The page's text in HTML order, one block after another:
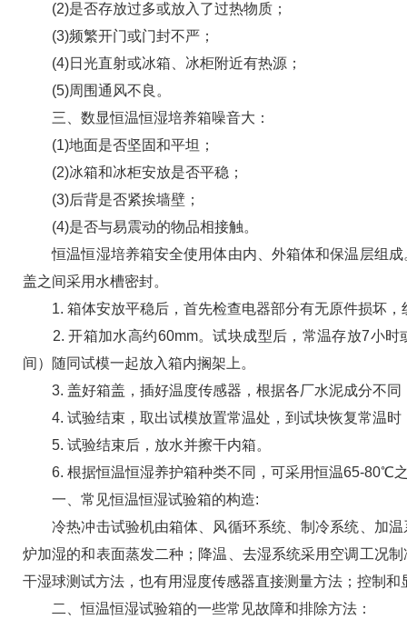
(2)是否存放过多或放入了过热物质；
(3)频繁开门或门封不严；
(4)日光直射或冰箱、冰柜附近有热源；
(5)周围通风不良。
三、数显恒温恒湿培养箱噪音大：
(1)地面是否坚固和平坦；
(2)冰箱和冰柜安放是否平稳；
(3)后背是否紧挨墙壁；
(4)是否与易震动的物品相接触。
恒温恒湿培养箱安全使用体由内、外箱体和保温层组成
盖之间采用水槽密封。
1. 箱体安放平稳后，首先检查电器部分有无原件损坏，
2. 开箱加水高约60mm。试块成型后，常温存放7小时
间）随同试模一起放入箱内搁架上。
3. 盖好箱盖，插好温度传感器，根据各厂水泥成分不同
4. 试验结束，取出试模放置常温处，到试块恢复常温时
5. 试验结束后，放水并擦干内箱。
6. 根据恒温恒湿养护箱种类不同，可采用恒温65-80℃之
一、常见恒温恒湿试验箱的构造:
冷热冲击试验机由箱体、风循环系统、制冷系统、加温
炉加湿的和表面蒸发二种；降温、去湿系统采用空调工况
干湿球测试方法，也有用湿度传感器直接测量方法；控制
二、恒温恒湿试验箱的一些常见故障和排除方法：